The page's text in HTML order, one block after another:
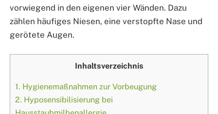
vorwiegend in den eigenen vier Wänden. Dazu
zählen häufiges Niesen, eine verstopfte Nase und
gerötete Augen.
Inhaltsverzeichnis
1. Hygienemaßnahmen zur Vorbeugung
2. Hyposensibilisierung bei